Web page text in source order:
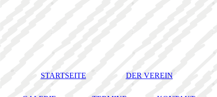
STARTSEITE DER VEREIN